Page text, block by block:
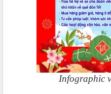
Infographic